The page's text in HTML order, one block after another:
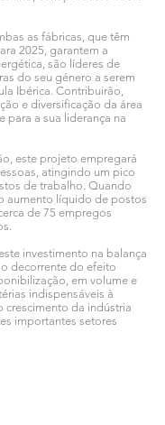
as fábricas, que têm
2025, garantem a
são líderes de
do seu género a serem
Ibérica. Contribuirão,
e diversificação da área
para a sua liderança na
este projeto empregará
atingindo um pico
de trabalho. Quando
aumento líquido de postos
de 75 empregos
investimento na balança
decorrente do efeito
em volume e
indispensáveis à
da indústria
importantes setores